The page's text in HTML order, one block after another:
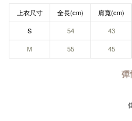
上衣尺寸 全長(cm) 肩寬(cm)
S
54 43​
M 55 45
彈